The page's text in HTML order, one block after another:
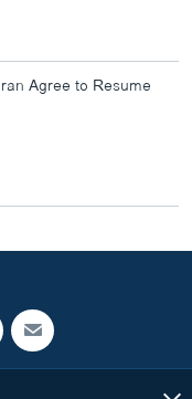
Agree to Resume